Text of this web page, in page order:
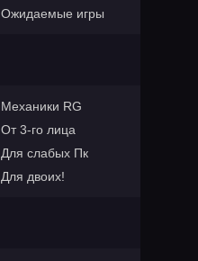
Ожидаемые игры
Механики RG
От 3-го лица
Для слабых Пк
Для двоих!